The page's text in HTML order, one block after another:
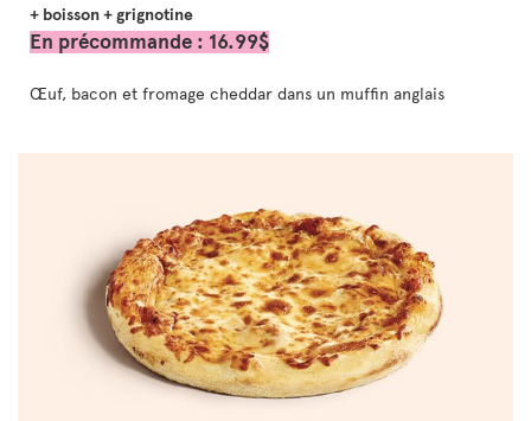
+ boisson + grignotine
En précommande : 16.99$
Œuf, bacon et fromage cheddar dans un muffin anglais